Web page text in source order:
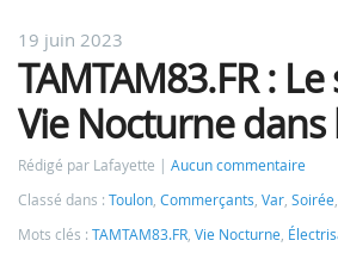
19 juin 2023
TAMTAM83.FR :
Vie Nocturne dans
Rédigé par Lafayette
Aucun commentaire
Classé dans : Toulon, Commerçants, Var, Soirée,
Mots clés : TAMTAM83.FR, Vie Nocturne,